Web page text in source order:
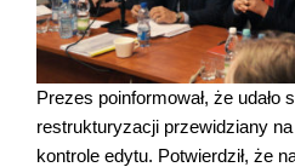
Prezes poinformował, że udało
restrukturyzacji przewidziany
kontrole edytu. Potwierdził, że